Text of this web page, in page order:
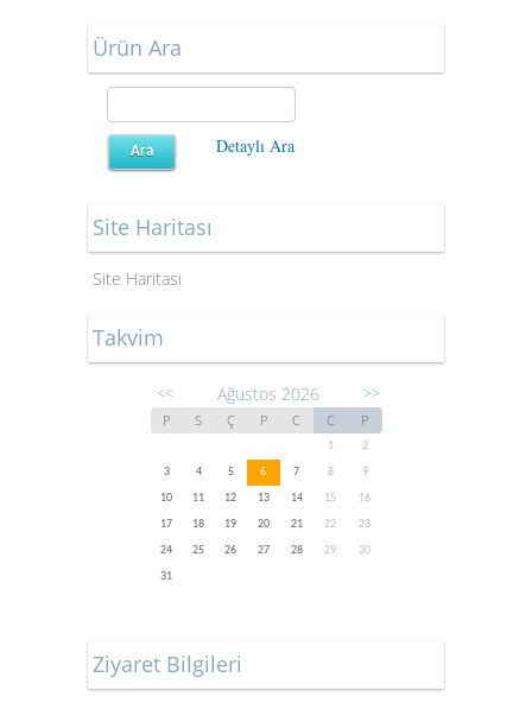
Ürün Ara
Detaylı Ara
Site Haritası
Site Haritası
Takvim
<< Ağustos 2026 >>
P S Ç P C C P
1
2
3
4 5 6 7 8
9
10
11 12 13 14 15
16
17
18 19 20 21 22
23
24
25 26 27 28 29
30
31
Ziyaret Bilgileri